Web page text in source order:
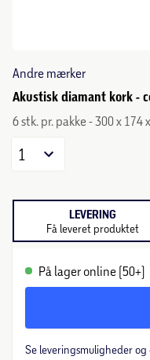
Andre mærker
Akustisk diamant kork -
6 stk. pr. pakke - 300 x 174
1
LEVERING
Få leveret produktet
På lager online (50+)
Se leveringsmuligheder og